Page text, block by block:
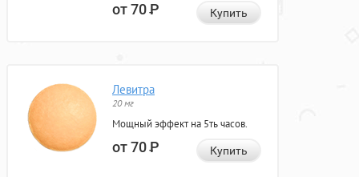
от 70Р Купить
Левитра
20 мг
Мощный эффект на 5ть часов.
от 70Р Купить